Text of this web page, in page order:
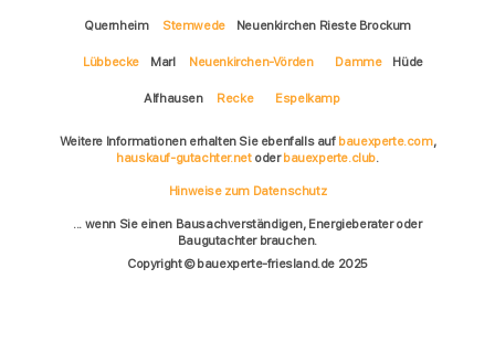
Quernheim Stemwede Neuenkirchen Rieste Brockum
Lübbecke Marl Neuenkirchen-Vörden Damme Hüde
Alfhausen Recke Espelkamp
Weitere Informationen erhalten Sie ebenfalls auf bauexperte.com,
hauskauf-gutachter.netoderbauexperte.club.
Hinweise zum Datenschutz
... wenn Sie einen Bausachverständigen, Energieberater oder
Baugutachter brauchen.
Copyright © bauexperte-friesland.de 2025